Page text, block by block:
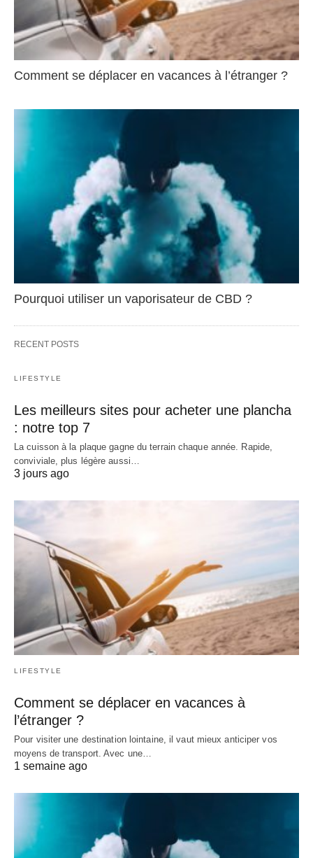
Comment se déplacer en vacances à l’étranger ?
Pourquoi utiliser un vaporisateur de CBD ?
RECENT POSTS
LIFESTYLE
Les meilleurs sites pour acheter une plancha
: notre top 7
La cuisson à la plaque gagne du terrain chaque année. Rapide,
conviviale, plus légère aussi…
3 jours ago
LIFESTYLE
Comment se déplacer en vacances à
l’étranger ?
Pour visiter une destination lointaine, il vaut mieux anticiper vos
moyens de transport. Avec une…
1 semaine ago